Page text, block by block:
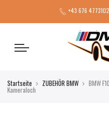
+43 676 4773102
Startseite ZUBEHÖR BMW BMW
Kameraloch